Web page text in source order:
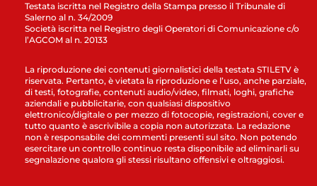
Testata iscritta nel Registro della Stampa presso il Tribunale di
Salerno al n. 34/2009
Società iscritta nel Registro degli Operatori di Comunicazione c/o
l’AGCOM al n. 20133
La riproduzione dei contenuti giornalistici della testata STILETV è
riservata. Pertanto, è vietata la riproduzione e l’uso, anche parziale,
di testi, fotografie, contenuti audio/video, filmati, loghi, grafiche
aziendali e pubblicitarie, con qualsiasi dispositivo
elettronico/digitale o per mezzo di fotocopie, registrazioni, cover e
tutto quanto è ascrivibile a copia non autorizzata. La redazione
non è responsabile dei commenti presenti sul sito. Non potendo
esercitare un controllo continuo resta disponibile ad eliminarli su
segnalazione qualora gli stessi risultano offensivi e oltraggiosi.